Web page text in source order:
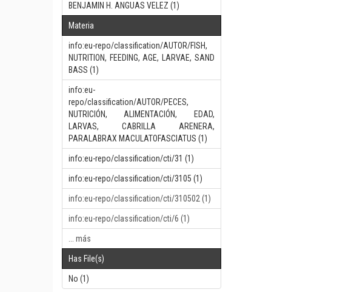
BENJAMIN H. ANGUAS VELEZ (1)
Materia
info:eu-repo/classification/AUTOR/FISH,
NUTRITION, FEEDING, AGE, LARVAE, SAND
BASS (1)
info:eu-
repo/classification/AUTOR/PECES,
NUTRICIÓN, ALIMENTACIÓN, EDAD,
LARVAS, CABRILLA ARENERA,
PARALABRAX MACULATOFASCIATUS (1)
info:eu-repo/classification/cti/31 (1)
info:eu-repo/classification/cti/3105 (1)
info:eu-repo/classification/cti/310502 (1)
info:eu-repo/classification/cti/6 (1)
... más
Has File(s)
No (1)